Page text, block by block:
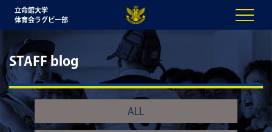
立命館大学
体育会ラグビー部
STAFF blog
ALL